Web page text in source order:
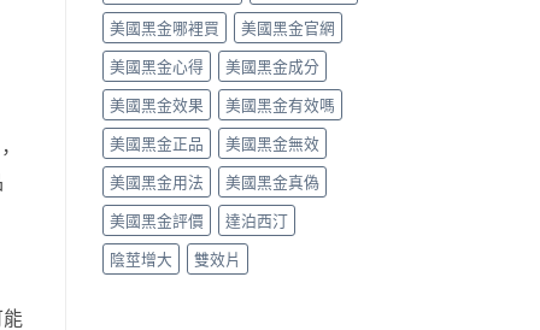
美國黑金哪裡買
美國黑金官網
美國黑金心得
美國黑金成分
美國黑金效果
美國黑金有效嗎
美國黑金正品
美國黑金無效
美國黑金用法
美國黑金真偽
美國黑金評價
達泊西汀
陰莖增大
雙效片